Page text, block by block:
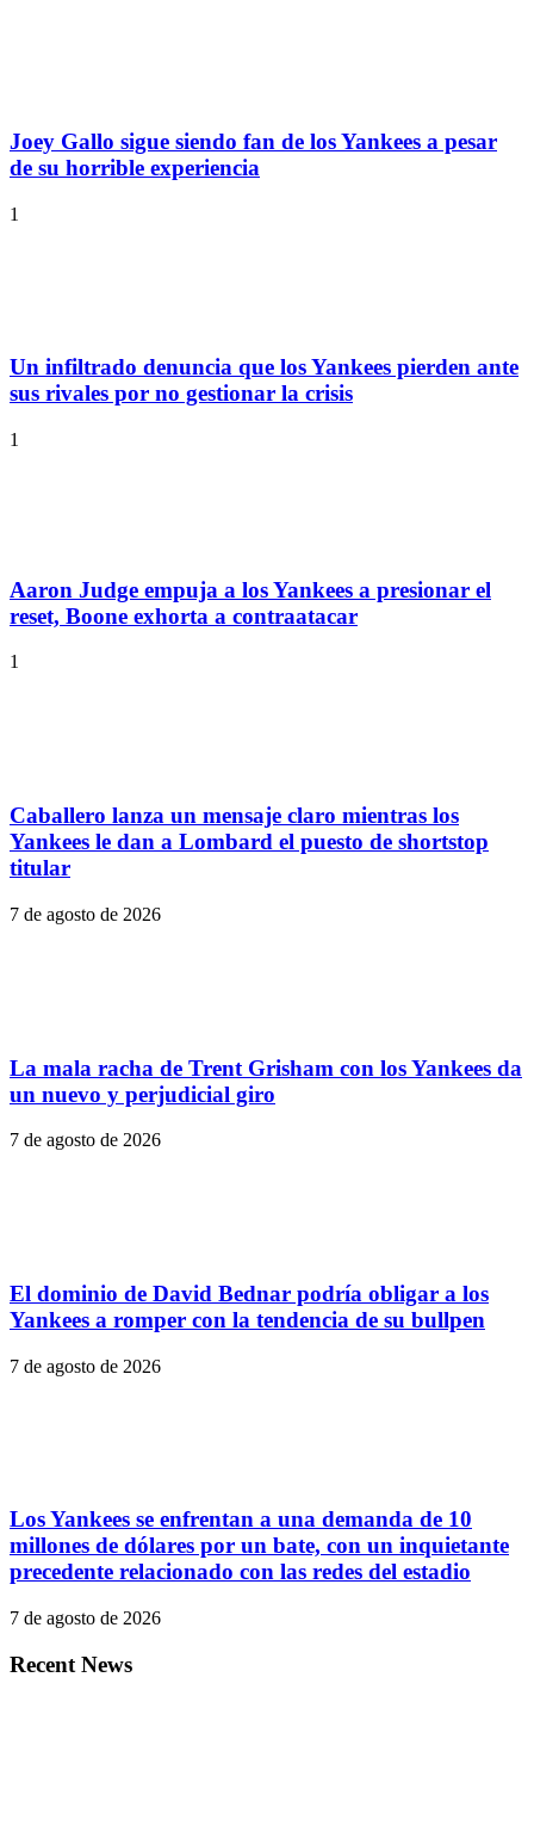
Joey Gallo sigue siendo fan de los Yankees a pesar
de su horrible experiencia
1
Un infiltrado denuncia que los Yankees pierden ante
sus rivales por no gestionar la crisis
1
Aaron Judge empuja a los Yankees a presionar el
reset, Boone exhorta a contraatacar
1
Caballero lanza un mensaje claro mientras los
Yankees le dan a Lombard el puesto de shortstop
titular
7 de agosto de 2026
La mala racha de Trent Grisham con los Yankees da
un nuevo y perjudicial giro
7 de agosto de 2026
El dominio de David Bednar podría obligar a los
Yankees a romper con la tendencia de su bullpen
7 de agosto de 2026
Los Yankees se enfrentan a una demanda de 10
millones de dólares por un bate, con un inquietante
precedente relacionado con las redes del estadio
7 de agosto de 2026
Recent News